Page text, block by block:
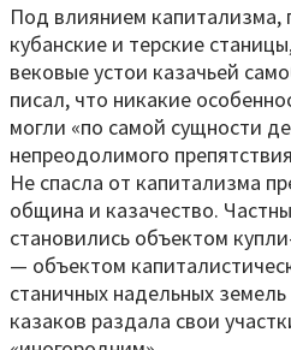
Под влиянием капитализма,
кубанские и терские
вековые устои казачьей
писал, что никакие
могли «по самой сущности
непреодолимого
Не спасла от капитализма
община и казачество.
становились объектом
— объектом
станичных надельных
казаков раздала свои